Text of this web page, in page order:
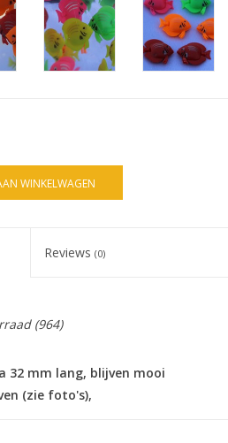
WINKELWAGEN
Reviews (0)
(964)
32 mm lang, blijven mooi
(zie foto's),